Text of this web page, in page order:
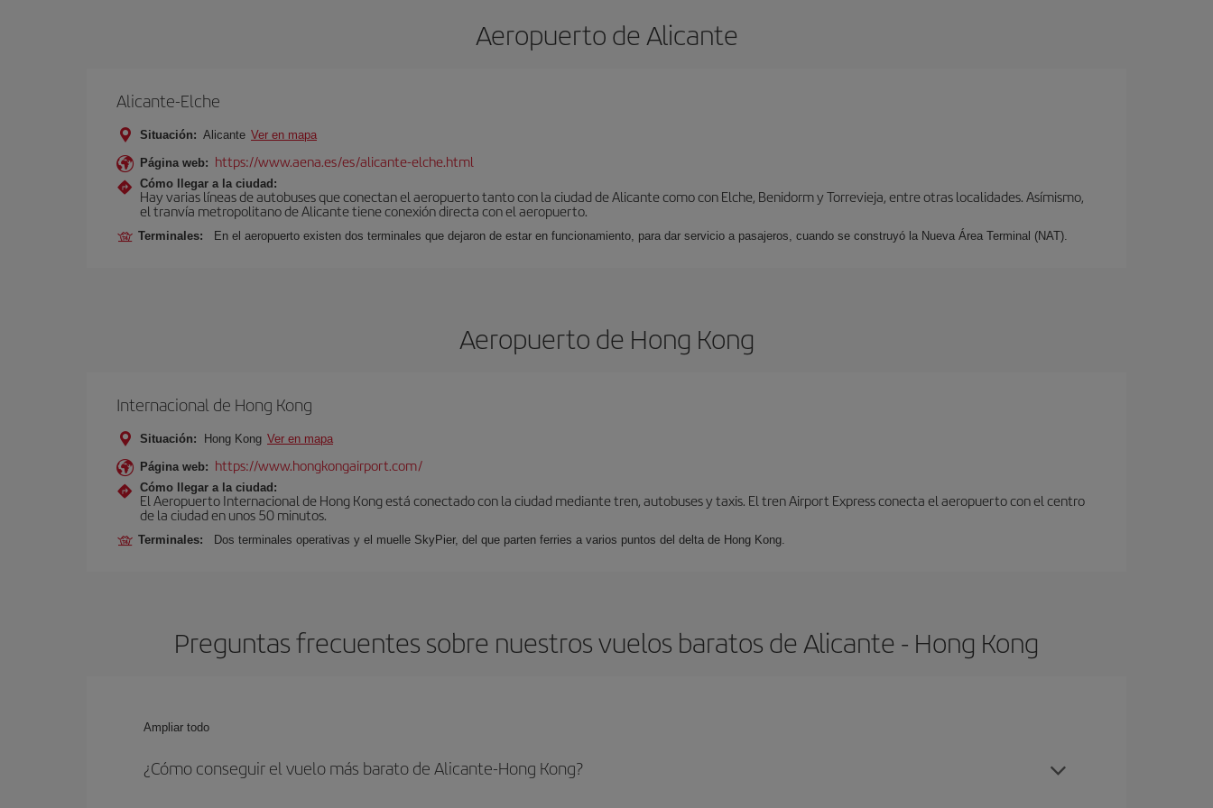
Aeropuerto de Alicante
Alicante-Elche
Situación: Alicante Ver en mapa
Página web: https://www.aena.es/es/alicante-elche.html
Cómo llegar a la ciudad:
Hay varias líneas de autobuses que conectan el aeropuerto tanto con la ciudad de Alicante como con Elche, Benidorm y Torrevieja, entre otras localidades. Asímismo,
el tranvía metropolitano de Alicante tiene conexión directa con el aeropuerto.
Terminales: En el aeropuerto existen dos terminales que dejaron de estar en funcionamiento, para dar servicio a pasajeros, cuando se construyó la Nueva Área Terminal (NAT).
Aeropuerto de Hong Kong
Internacional de Hong Kong
Situación: Hong Kong Ver en mapa
Página web: https://www.hongkongairport.com/
Cómo llegar a la ciudad:
El Aeropuerto Internacional de Hong Kong está conectado con la ciudad mediante tren, autobuses y taxis. El tren Airport Express conecta el aeropuerto con el centro
de la ciudad en unos 50 minutos.
Terminales: Dos terminales operativas y el muelle SkyPier, del que parten ferries a varios puntos del delta de Hong Kong.
Preguntas frecuentes sobre nuestros vuelos baratos de Alicante - Hong Kong
Ampliar todo
¿Cómo conseguir el vuelo más barato de Alicante-Hong Kong?